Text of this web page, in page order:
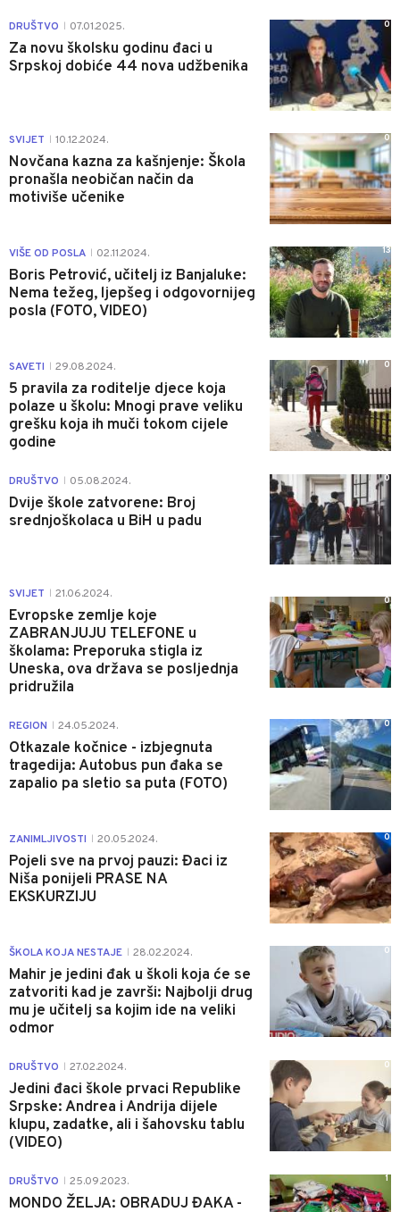
DRUŠTVO 07.01.2025.
Za novu školsku godinu đaci u
Srpskoj dobiće 44 nova udžbenika
0
SVIJET 10.12.2024.
Novčana kazna za kašnjenje: Škola
pronašla neobičan način da
motiviše učenike
0
VIŠE OD POSLA 02.11.2024.
Boris Petrović, učitelj iz Banjaluke:
Nema težeg, ljepšeg i odgovornijeg
posla (FOTO, VIDEO)
13
SAVETI 29.08.2024.
5 pravila za roditelje djece koja
polaze u školu: Mnogi prave veliku
grešku koja ih muči tokom cijele
godine
0
DRUŠTVO 05.08.2024.
Dvije škole zatvorene: Broj
srednjoškolaca u BiH u padu
0
SVIJET 21.06.2024.
Evropske zemlje koje
ZABRANJUJU TELEFONE u
školama: Preporuka stigla iz
Uneska, ova država se posljednja
pridružila
0
REGION 24.05.2024.
Otkazale kočnice - izbjegnuta
tragedija: Autobus pun đaka se
zapalio pa sletio sa puta (FOTO)
0
ZANIMLJIVOSTI 20.05.2024.
Pojeli sve na prvoj pauzi: Đaci iz
Niša ponijeli PRASE NA
EKSKURZIJU
0
ŠKOLA KOJA NESTAJE 28.02.2024.
Mahir je jedini đak u školi koja će se
zatvoriti kad je završi: Najbolji drug
mu je učitelj sa kojim ide na veliki
odmor
0
DRUŠTVO 27.02.2024.
Jedini đaci škole prvaci Republike
Srpske: Andrea i Andrija dijele
klupu, zadatke, ali i šahovsku tablu
(VIDEO)
0
DRUŠTVO 25.09.2023.
MONDO ŽELJA: OBRADUJ ĐAKA -
1